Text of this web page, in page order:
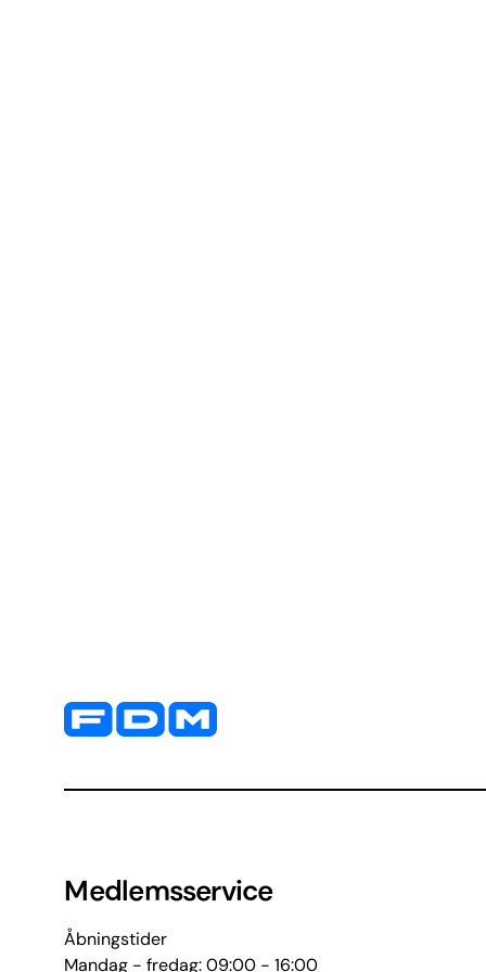
Yderligere information og kontaktoplysninger
Medlemsservice
Åbningstider
Mandag - fredag: 09:00 - 16:00